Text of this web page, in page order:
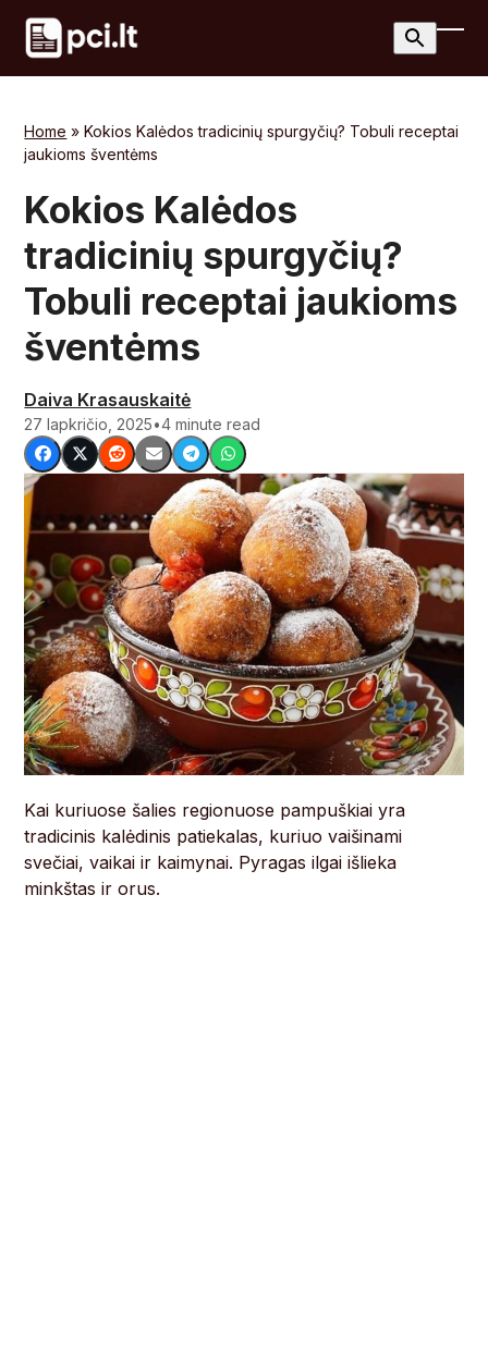
Skip
content
Home »Kokios Kalėdos tradicinių spurgyčių? Tobuli receptai
jaukioms šventėms
Kokios Kalėdos
tradicinių spurgyčių?
Tobuli receptai jaukioms
šventėms
Daiva Krasauskaitė
27 lapkričio, 2025•4 minute read
Kai kuriuose šalies regionuose pampuškiai yra
tradicinis kalėdinis patiekalas, kuriuo vaišinami
svečiai, vaikai ir kaimynai. Pyragas ilgai išlieka
minkštas ir orus.